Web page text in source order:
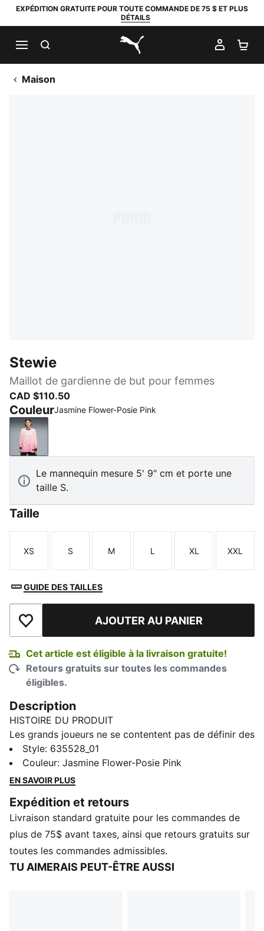
EXPÉDITION GRATUITE POUR TOUTE COMMANDE DE 75 $ ET PLUS
DÉTAILS
PUMA.com
MON
Maison
Stewie
Maillot de gardienne de but pour femmes
CAD $110.50
CouleurJasmine Flower-Posie Pink
Jasmine Flower-Posie Pink
Le mannequin mesure 5' 9" cm et porte une
taille S.
Taille
Taille
XS
Taille
S
Taille
M
Taille
L
Taille
XL
Taille
XXL
GUIDE DES TAILLES
Ajouter à la liste de souhaits
AJOUTER AU PANIER
Cet article est éligible à la livraison gratuite!
Retours gratuits sur toutes les commandes
éligibles.
Description
HISTOIRE DU PRODUIT
Les grands joueurs ne se contentent pas de définir des
moments, ils façonnent des époques. La collection
Stewie rend hommage au rôle joué par Breanna
Stewart dans le passé, le présent et l'avenir du
hommage à la légende du basket et au sport que nous
aimons tous.
CARACTÉRISTIQUES ET AVANTAGES
Fabriqué à partir d'au moins 50 % de matériaux
recyclés.
Style: 635528_01
Couleur: Jasmine Flower-Posie Pink
EN SAVOIR PLUS
Expédition et retours
Livraison standard gratuite pour les commandes de
plus de 75$ avant taxes, ainsi que retours gratuits sur
toutes les commandes admissibles.
TU AIMERAIS PEUT-ÊTRE AUSSI